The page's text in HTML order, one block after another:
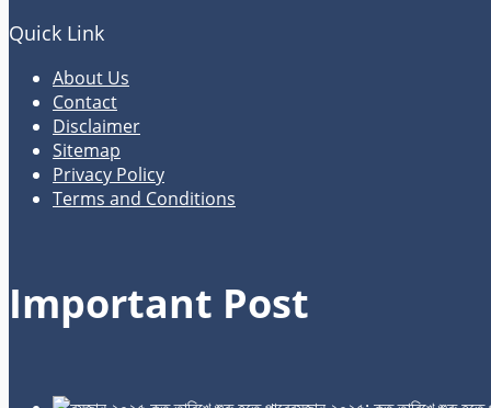
Quick Link
About Us
Contact
Disclaimer
Sitemap
Privacy Policy
Terms and Conditions
Important Post